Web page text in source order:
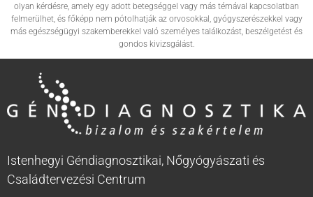
olyan kérdésre, amely egy adott betegséggel vagy más témával kapcsolatban
felmerülhet, és főképp nem pótolhatják az orvosokkal, gyógyszerészekkel vagy
más egészségügyi szakemberekkel való személyes találkozást, beszélgetést és
gondos kivizsgálást.
Istenhegyi Géndiagnosztikai, Nőgyógyászati és
Családtervezési Centrum